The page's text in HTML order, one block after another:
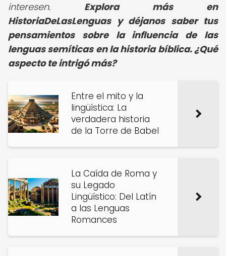
interesen. Explora más en
HistoriaDeLasLenguas y déjanos saber tus
pensamientos sobre la influencia de las
lenguas semíticas en la historia bíblica. ¿Qué
aspecto te intrigó más?
Entre el mito y la
lingüística: La
verdadera historia
de la Torre de Babel
La Caída de Roma y
su Legado
Lingüístico: Del Latín
a las Lenguas
Romances